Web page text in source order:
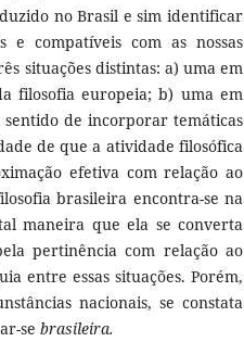
no Brasil e sim identificar
e compatíveis com as nossas
situações distintas: a) uma em
filosofia europeia; b) uma em
de incorporar temáticas
de que a atividade filosófica
efetiva com relação ao
brasileira encontra-se na
maneira que ela se converta
pertinência com relação ao
entre essas situações. Porém,
nacionais, se constata
se brasileira.